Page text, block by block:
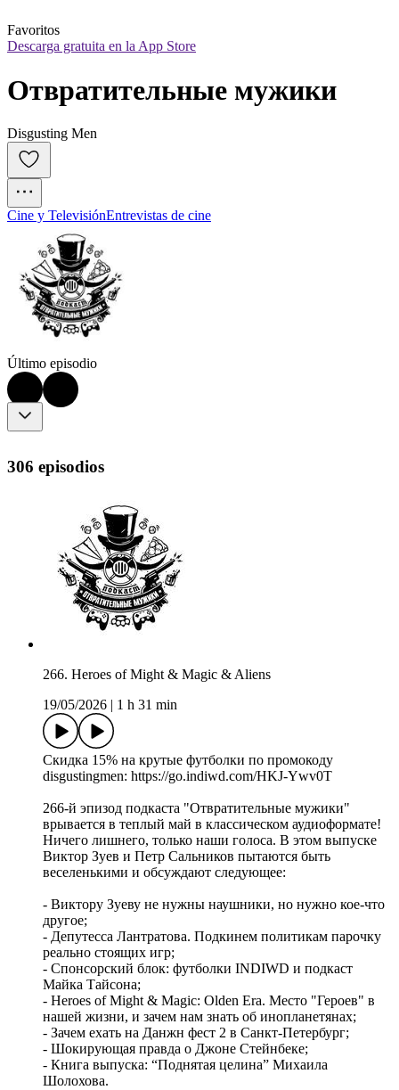
Favoritos
Descarga gratuita en la App Store
Отвратительные мужики
Disgusting Men
Cine y TelevisiónEntrevistas de cine
Último episodio
306 episodios
266. Heroes of Might & Magic & Aliens
19/05/2026
1 h 31 min
Скидка 15% на крутые футболки по промокоду
disgustingmen: https://go.indiwd.com/HKJ-Ywv0T
266-й эпизод подкаста "Отвратительные мужики"
врывается в теплый май в классическом аудиоформате!
Ничего лишнего, только наши голоса. В этом выпуске
Виктор Зуев и Петр Сальников пытаются быть
веселенькими и обсуждают следующее:
- Виктору Зуеву не нужны наушники, но нужно кое-что
другое;
- Депутесса Лантратова. Подкинем политикам парочку
реально стоящих игр;
- Спонсорский блок: футболки INDIWD и подкаст
Майка Тайсона;
- Heroes of Might & Magic: Olden Era. Место "Героев" в
нашей жизни, и зачем нам знать об инопланетянах;
- Зачем ехать на Данжн фест 2 в Санкт-Петербург;
- Шокирующая правда о Джоне Стейнбеке;
- Книга выпуска: “Поднятая целина” Михаила
Шолохова.